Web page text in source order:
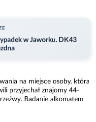
w Jaworku. DK43
na miejsce osoby, która
przyjechał znajomy 44-
Badanie alkomatem